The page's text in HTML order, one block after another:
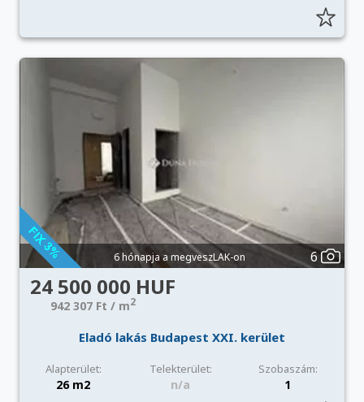
6 hónapja a megveszLAK-on 6
24 500 000 HUF
942 307 Ft / m2
Eladó lakás Budapest XXI. kerület
Alapterület: Telekterület: Szobaszám:
26 m2 n/a 1